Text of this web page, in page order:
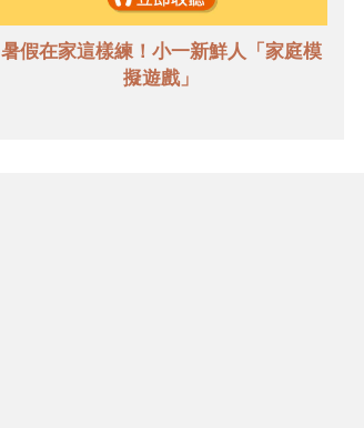
暑假在家這樣練！小一新鮮人「家庭模
擬遊戲」